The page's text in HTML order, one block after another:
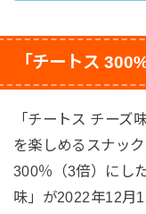
「チートス
「チートス チーズ
を楽しめるスナッ
300％（3倍）にし
味」が2022年12月